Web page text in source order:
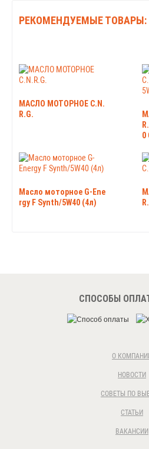
РЕКОМЕНДУЕМЫЕ ТОВАРЫ:
МАСЛО МОТОРНОЕ C.N.
R.G.
0
Масло моторное G-Ene
rgy F Synth/5W40 (4л)
СПОСОБЫ
О
НОВОСТИ
СОВЕТЫ ПО
СТАТЬИ
ВАКАНСИИ